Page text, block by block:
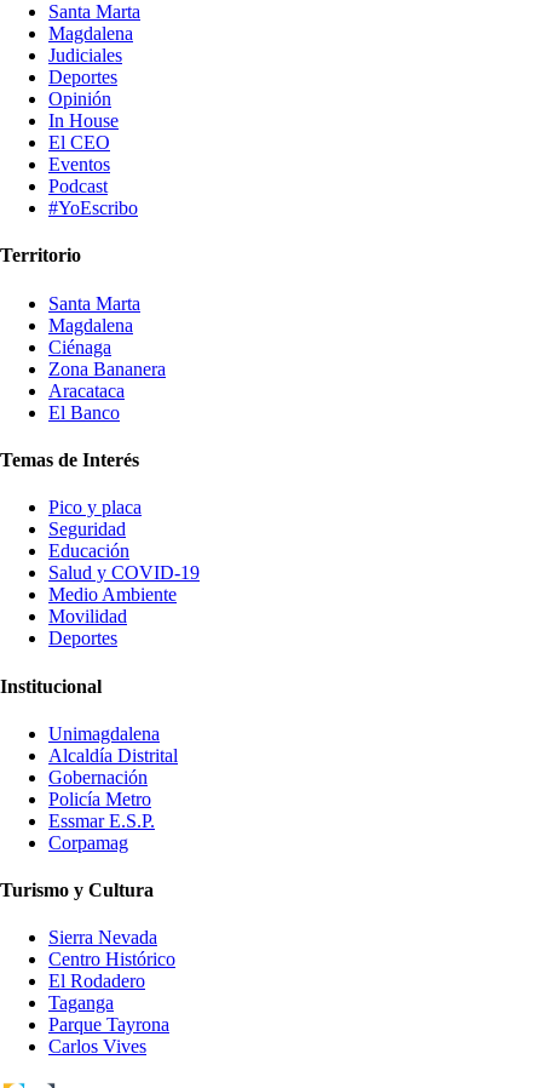
Santa Marta
Magdalena
Judiciales
Deportes
Opinión
In House
El CEO
Eventos
Podcast
#YoEscribo
Territorio
Santa Marta
Magdalena
Ciénaga
Zona Bananera
Aracataca
El Banco
Temas de Interés
Pico y placa
Seguridad
Educación
Salud y COVID-19
Medio Ambiente
Movilidad
Deportes
Institucional
Unimagdalena
Alcaldía Distrital
Gobernación
Policía Metro
Essmar E.S.P.
Corpamag
Turismo y Cultura
Sierra Nevada
Centro Histórico
El Rodadero
Taganga
Parque Tayrona
Carlos Vives